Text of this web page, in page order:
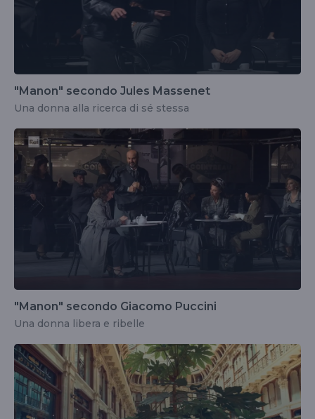
"Manon" secondo Jules Massenet
Una donna alla ricerca di sé stessa
"Manon" secondo Giacomo Puccini
Una donna libera e ribelle